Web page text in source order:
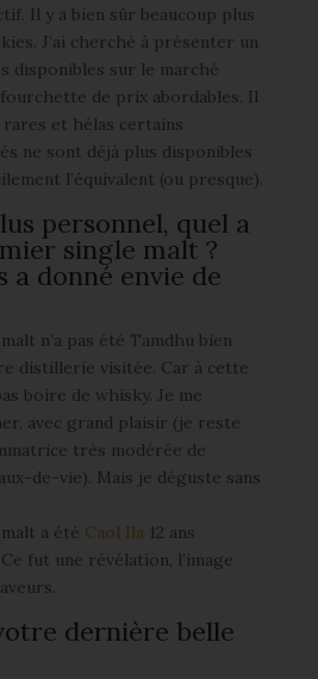
Il y a bien sûr beaucoup plus
J’ai cherché à présenter un
disponibles sur le marché
de prix abordables. Il
rares et hélas certains
ne sont déjà plus disponibles
l’équivalent (ou presque).
personnel, quel a
single malt ?
a donné envie de
n’a pas été Tamdhu bien
distillerie visitée. Car à cette
boire de whisky. Je me
avec grand plaisir (je reste
très modérée de
de-vie). Mais je déguste sans
a été Caol Ila12 ans
fut une révélation, l’image
dernière belle